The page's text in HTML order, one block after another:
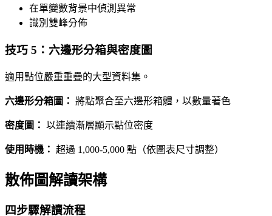
在單變數背景中偵測異常
識別雙峰分佈
技巧 5：六邊形分箱與密度圖
適用點位嚴重重疊的大型資料集。
六邊形分箱圖： 將點聚合至六邊形箱體，以數量著色
密度圖： 以連續漸層顯示點位密度
使用時機： 超過 1,000-5,000 點（依圖表尺寸調整）
散佈圖解讀架構
四步驟解讀流程